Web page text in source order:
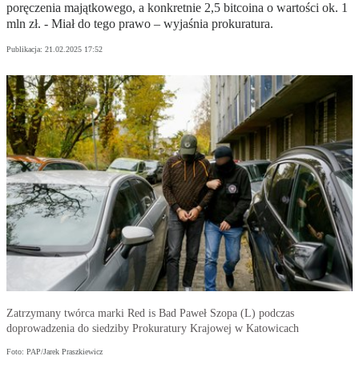
poręczenia majątkowego, a konkretnie 2,5 bitcoina o wartości ok. 1
mln zł. - Miał do tego prawo – wyjaśnia prokuratura.
Publikacja: 21.02.2025 17:52
Zatrzymany twórca marki Red is Bad Paweł Szopa (L) podczas
doprowadzenia do siedziby Prokuratury Krajowej w Katowicach
Foto: PAP/Jarek Praszkiewicz